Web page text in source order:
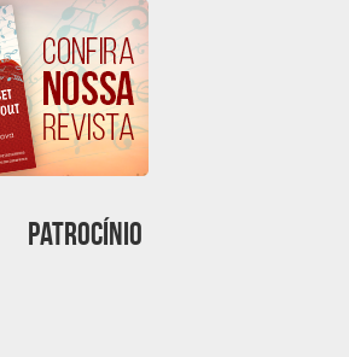
Patrocínio